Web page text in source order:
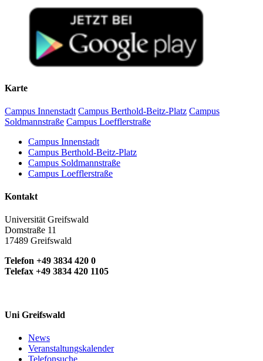
Karte
Campus Innenstadt Campus Berthold-Beitz-Platz Campus
Soldmannstraße Campus Loefflerstraße
Campus Innenstadt
Campus Berthold-Beitz-Platz
Campus Soldmannstraße
Campus Loefflerstraße
Kontakt
Universität Greifswald
Domstraße 11
17489 Greifswald
Telefon +49 3834 420 0
Telefax +49 3834 420 1105
Uni Greifswald
News
Veranstaltungskalender
Telefonsuche